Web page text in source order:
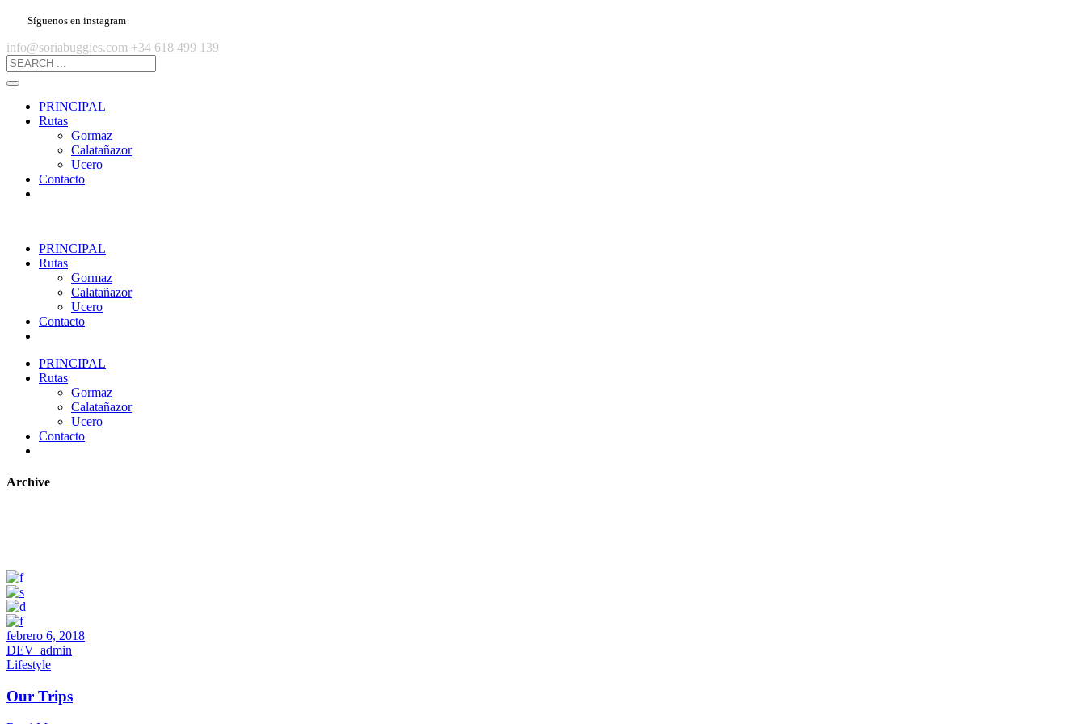
Síguenos en instagram
info@soriabuggies.com +34 618 499 139
PRINCIPAL
Rutas
Gormaz
Calatañazor
Ucero
Contacto
PRINCIPAL
Rutas
Gormaz
Calatañazor
Ucero
Contacto
PRINCIPAL
Rutas
Gormaz
Calatañazor
Ucero
Contacto
Archive
febrero 6, 2018
DEV_admin
Lifestyle
Our Trips